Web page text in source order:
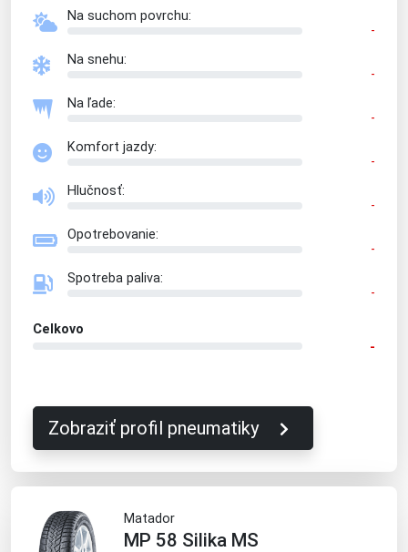
Na suchom povrchu:
-
Na snehu:
-
Na ľade:
-
Komfort jazdy:
-
Hlučnosť:
-
Opotrebovanie:
-
Spotreba paliva:
-
Celkovo
-
Zobraziť profil pneumatiky
Matador
MP 58 Silika MS